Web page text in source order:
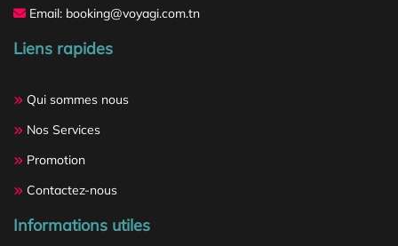
Email: booking@voyagi.com.tn
Liens rapides
Qui sommes nous
Nos Services
Promotion
Contactez-nous
Informations utiles